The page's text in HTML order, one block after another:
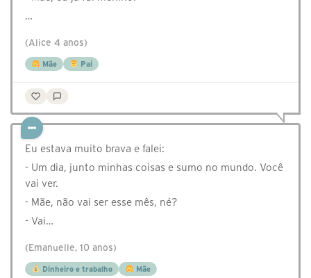
…
(Alice 4 anos)
Mãe Pai
Eu estava muito brava e falei:
- Um dia, junto minhas coisas e sumo no mundo. Você
vai ver.
- Mãe, não vai ser esse mês, né?
- Vai…
(Emanuelle, 10 anos)
Dinheiro e trabalho Mãe